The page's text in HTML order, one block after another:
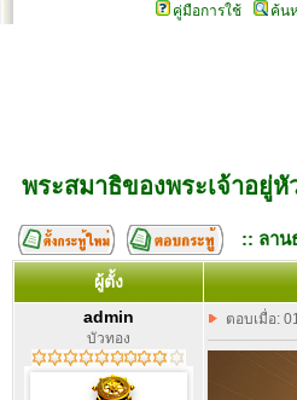
คู่มือการใช้ ค้น
พระสมาธิของพระเจ้าอยู่
:: ลาน
ผู้ตั้ง
admin
บัวทอง
ตอบเมื่อ: